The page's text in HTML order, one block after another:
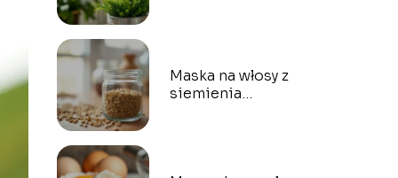
Maska na włosy z
siemienia